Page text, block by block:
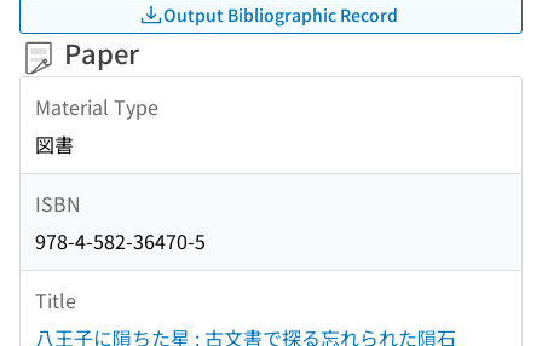
Output Bibliographic Record
Paper
Material Type
図書
ISBN
978-4-582-36470-5
Title
八王子に隕ちた星 : 古文書で探る忘れられた隕石